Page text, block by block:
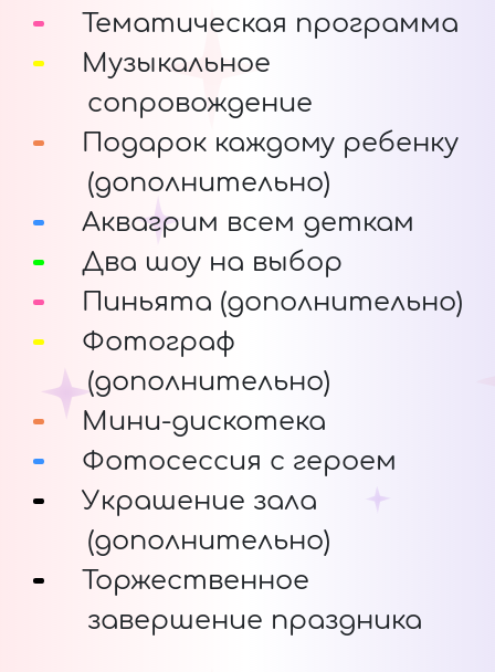
Тематическая программа
Музыкальное
сопровождение
Подарок каждому ребенку
(дополнительно)
Аквагрим всем деткам
Два шоу на выбор
Пиньята (дополнительно)
Фотограф
(дополнительно)
Мини-дискотека
Фотосессия с героем
Украшение зала
(дополнительно)
Торжественное
завершение праздника